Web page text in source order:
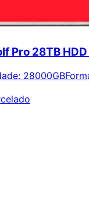
Pro 28TB
: 28000GB